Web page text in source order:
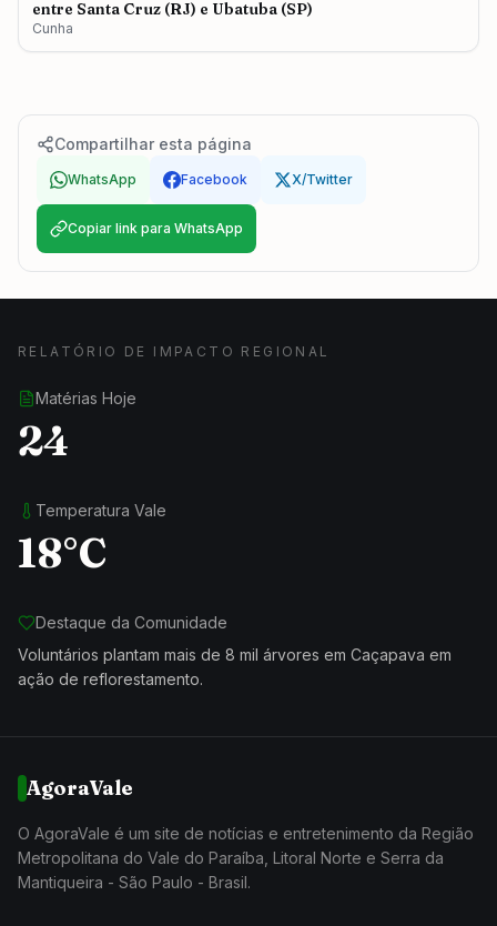
entre Santa Cruz (RJ) e Ubatuba (SP)
Cunha
Compartilhar esta página
WhatsApp Facebook X/Twitter
Copiar link para WhatsApp
RELATÓRIO DE IMPACTO REGIONAL
Matérias Hoje
24
Temperatura Vale
18°C
Destaque da Comunidade
Voluntários plantam mais de 8 mil árvores em Caçapava em
ação de reflorestamento.
AgoraVale
O AgoraVale é um site de notícias e entretenimento da Região
Metropolitana do Vale do Paraíba, Litoral Norte e Serra da
Mantiqueira - São Paulo - Brasil.